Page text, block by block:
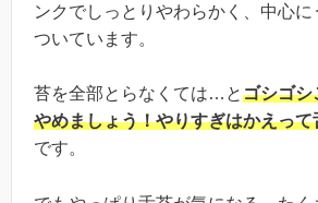
ンクでしっとりやわらかく、中心
ついています。
苔を全部とらなくては…とゴシゴシ
やめましょう！やりすぎはかえっ
です。